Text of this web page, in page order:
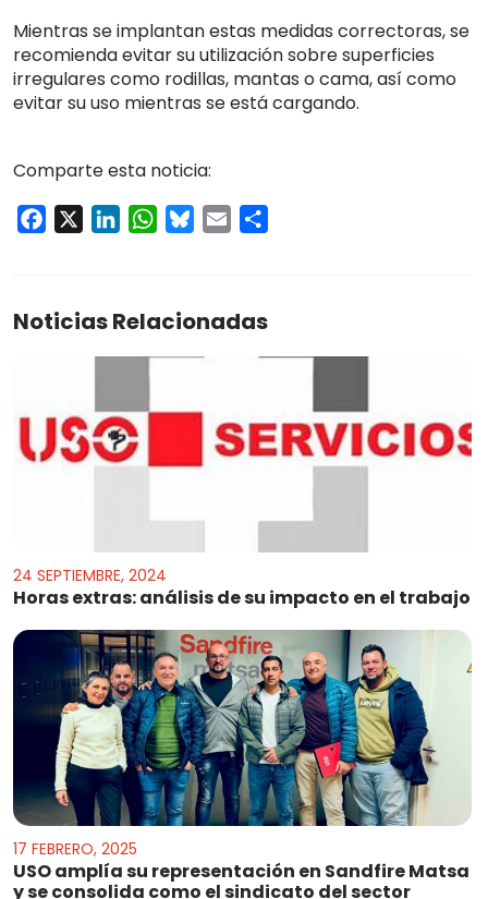
Mientras se implantan estas medidas correctoras, se
recomienda evitar su utilización sobre superficies
irregulares como rodillas, mantas o cama, así como
evitar su uso mientras se está cargando.
Comparte esta noticia:
Facebook LinkedInWhatsApp
Bluesky
Email
Noticias Relacionadas
24 SEPTIEMBRE, 2024
Horas extras: análisis de su impacto en el trabajo
17 FEBRERO, 2025
USO amplía su representación en Sandfire Matsa
y se consolida como el sindicato del sector